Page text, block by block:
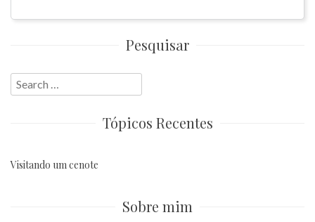
Pesquisar
Search
for:
Tópicos Recentes
Visitando um cenote
Sobre mim